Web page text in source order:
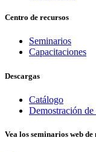
Centro de recursos
Seminarios
Capacitaciones
Descargas
Catálogo
Demostración
Vea los seminarios web